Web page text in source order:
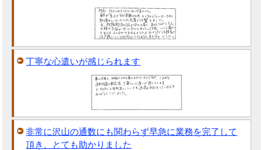
丁寧な心遣いが感じられます
非常に沢山の通数にも関わらず早急に業務を完了して
頂き、とても助かりました